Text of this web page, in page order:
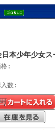
日本少年少女
格:
入数: